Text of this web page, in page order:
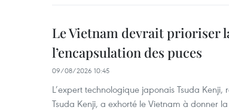
Le Vietnam devrait prioriser
l’encapsulation des puces
09/08/2026 10:45
L’expert technologique japonais Tsuda
Tsuda Kenji, a exhorté le Vietnam à donner